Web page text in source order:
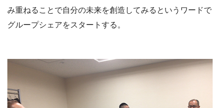
み重ねることで自分の未来を創造してみるというワードで
グループシェアをスタートする。